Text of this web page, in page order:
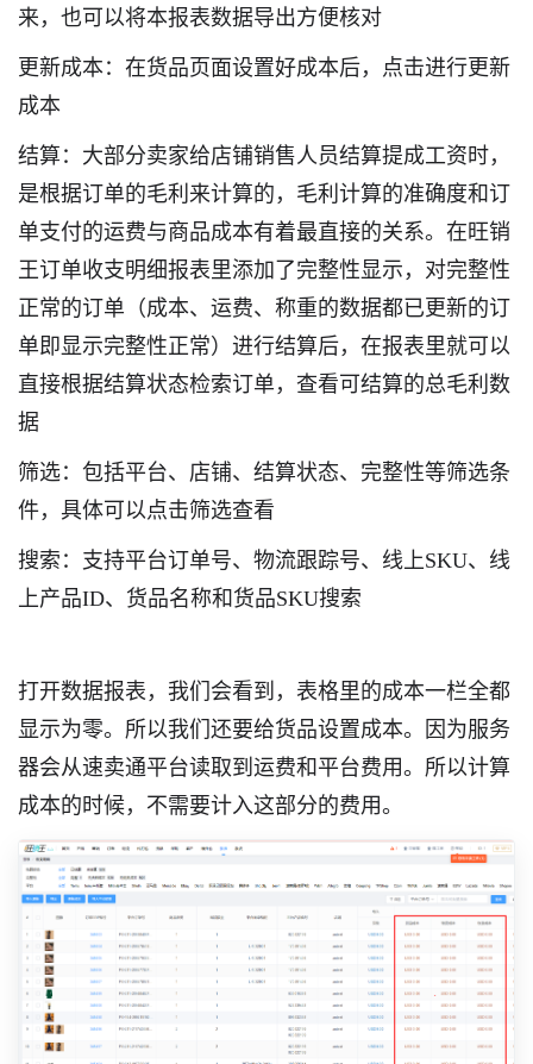
来，也可以将本报表数据导出方便核对
更新成本：在货品页面设置好成本后，点击进行更新
成本
结算：大部分卖家给店铺销售人员结算提成工资时，
是根据订单的毛利来计算的，毛利计算的准确度和订
单支付的运费与商品成本有着最直接的关系。在旺销
王订单收支明细报表里添加了完整性显示，对完整性
正常的订单（成本、运费、称重的数据都已更新的订
单即显示完整性正常）进行结算后，在报表里就可以
直接根据结算状态检索订单，查看可结算的总毛利数
据
筛选：包括平台、店铺、结算状态、完整性等筛选条
件，具体可以点击筛选查看
搜索：支持平台订单号、物流跟踪号、线上SKU、线
上产品ID、货品名称和货品SKU搜索
打开数据报表，我们会看到，表格里的成本一栏全都
显示为零。所以我们还要给货品设置成本。因为服务
器会从速卖通平台读取到运费和平台费用。所以计算
成本的时候，不需要计入这部分的费用。